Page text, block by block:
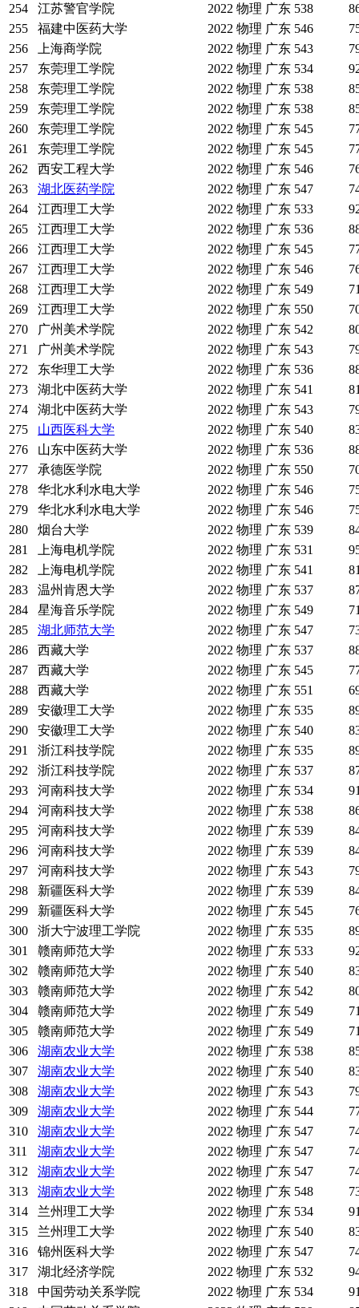
254
江苏警官学院 2022 物理 广东 538
255
福建中医药大学 2022 物理 广东 546
256
上海商学院 2022 物理 广东 543
257
东莞理工学院 2022 物理 广东 534
258
东莞理工学院 2022 物理 广东 538
259
东莞理工学院 2022 物理 广东 538
260
东莞理工学院 2022 物理 广东 545
261
东莞理工学院 2022 物理 广东 545
262
西安工程大学 2022 物理 广东 546
263
湖北医药学院 2022 物理 广东 547
264
江西理工大学 2022 物理 广东 533
265
江西理工大学 2022 物理 广东 536
266
江西理工大学 2022 物理 广东 545
267
江西理工大学 2022 物理 广东 546
268
江西理工大学 2022 物理 广东 549
269
江西理工大学 2022 物理 广东 550
270
广州美术学院 2022 物理 广东 542
271
广州美术学院 2022 物理 广东 543
272
东华理工大学 2022 物理 广东 536
273
湖北中医药大学 2022 物理 广东 541
274
湖北中医药大学 2022 物理 广东 543
275
山西医科大学 2022 物理 广东 540
276
山东中医药大学 2022 物理 广东 536
277
承德医学院 2022 物理 广东 550
278
华北水利水电大学 2022 物理 广东 546
279
华北水利水电大学 2022 物理 广东 546
280
烟台大学 2022 物理 广东 539
281
上海电机学院 2022 物理 广东 531
282
上海电机学院 2022 物理 广东 541
283
温州肯恩大学 2022 物理 广东 537
284
星海音乐学院 2022 物理 广东 549
285
湖北师范大学 2022 物理 广东 547
286
西藏大学 2022 物理 广东 537
287
西藏大学 2022 物理 广东 545
288
西藏大学 2022 物理 广东 551
289
安徽理工大学 2022 物理 广东 535
290
安徽理工大学 2022 物理 广东 540
291
浙江科技学院 2022 物理 广东 535
292
浙江科技学院 2022 物理 广东 537
293
河南科技大学 2022 物理 广东 534
294
河南科技大学 2022 物理 广东 538
295
河南科技大学 2022 物理 广东 539
296
河南科技大学 2022 物理 广东 539
297
河南科技大学 2022 物理 广东 543
298
新疆医科大学 2022 物理 广东 539
299
新疆医科大学 2022 物理 广东 545
300
浙大宁波理工学院 2022 物理 广东 535
301
赣南师范大学 2022 物理 广东 533
302
赣南师范大学 2022 物理 广东 540
303
赣南师范大学 2022 物理 广东 542
304
赣南师范大学 2022 物理 广东 549
305
赣南师范大学 2022 物理 广东 549
306
湖南农业大学 2022 物理 广东 538
307
湖南农业大学 2022 物理 广东 540
308
湖南农业大学 2022 物理 广东 543
309
湖南农业大学 2022 物理 广东 544
310
湖南农业大学 2022 物理 广东 547
311
湖南农业大学 2022 物理 广东 547
312
湖南农业大学 2022 物理 广东 547
313
湖南农业大学 2022 物理 广东 548
314
兰州理工大学 2022 物理 广东 534
315
兰州理工大学 2022 物理 广东 540
316
锦州医科大学 2022 物理 广东 547
317
湖北经济学院 2022 物理 广东 532
318
中国劳动关系学院 2022 物理 广东 534